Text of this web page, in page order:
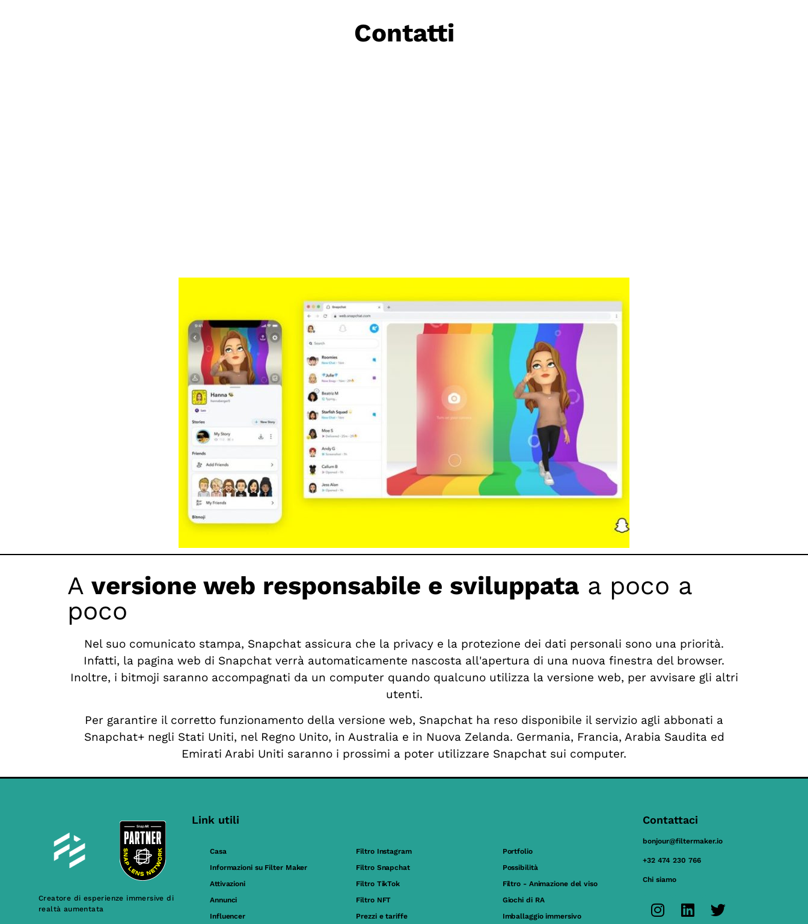
Contatti
A versione web responsabile e sviluppata a poco a
poco
Nel suo comunicato stampa, Snapchat assicura che la privacy e la protezione dei dati personali sono una priorità.
Infatti, la pagina web di Snapchat verrà automaticamente nascosta all'apertura di una nuova finestra del browser.
Inoltre, i bitmoji saranno accompagnati da un computer quando qualcuno utilizza la versione web, per avvisare gli altri
utenti.
Per garantire il corretto funzionamento della versione web, Snapchat ha reso disponibile il servizio agli abbonati a
Snapchat+ negli Stati Uniti, nel Regno Unito, in Australia e in Nuova Zelanda. Germania, Francia, Arabia Saudita ed
Emirati Arabi Uniti saranno i prossimi a poter utilizzare Snapchat sui computer.
Creatore di esperienze immersive di
realtà aumentata
Link utili
Casa
Informazioni su Filter Maker
Attivazioni
Annunci
Influencer
Filtro Instagram
Filtro Snapchat
Filtro TikTok
Filtro NFT
Prezzi e tariffe
Portfolio
Possibilità
Filtro - Animazione del viso
Giochi di RA
Imballaggio immersivo
Contattaci
bonjour@filtermaker.io
+32 474 230 766
Chi siamo